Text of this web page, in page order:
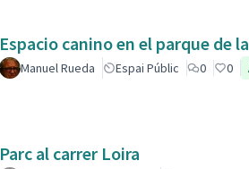
Espacio canino en el parque de
Manuel Rueda Espai Públic 0 0
Parc al carrer Loira